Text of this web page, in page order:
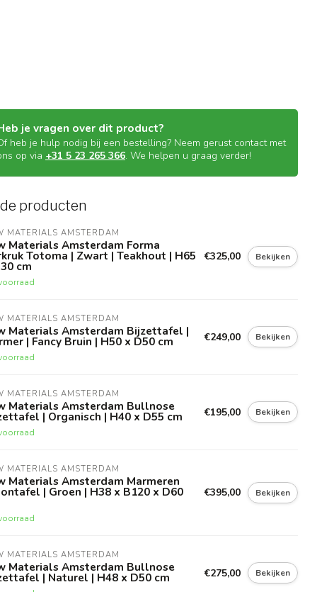
je vragen over dit product?
heb je hulp nodig bij een bestelling? Neem gerust contact met
op via +31 5 23 265 366. We helpen u graag verder!
producten
MATERIALS AMSTERDAM
Materials Amsterdam Forma
Totoma | Zwart | Teakhout | H65
cm
€325,00 Bekijken
MATERIALS AMSTERDAM
Materials Amsterdam Bijzettafel |
| Fancy Bruin | H50 x D50 cm €249,00 Bekijken
MATERIALS AMSTERDAM
Materials Amsterdam Bullnose
| Organisch | H40 x D55 cm €195,00 Bekijken
MATERIALS AMSTERDAM
Materials Amsterdam Marmeren
| Groen | H38 x B120 x D60 €395,00 Bekijken
MATERIALS AMSTERDAM
Materials Amsterdam Bullnose
| Naturel | H48 x D50 cm €275,00 Bekijken